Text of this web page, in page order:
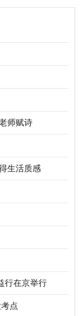
师赋诗
生活质感
行在京举行
点